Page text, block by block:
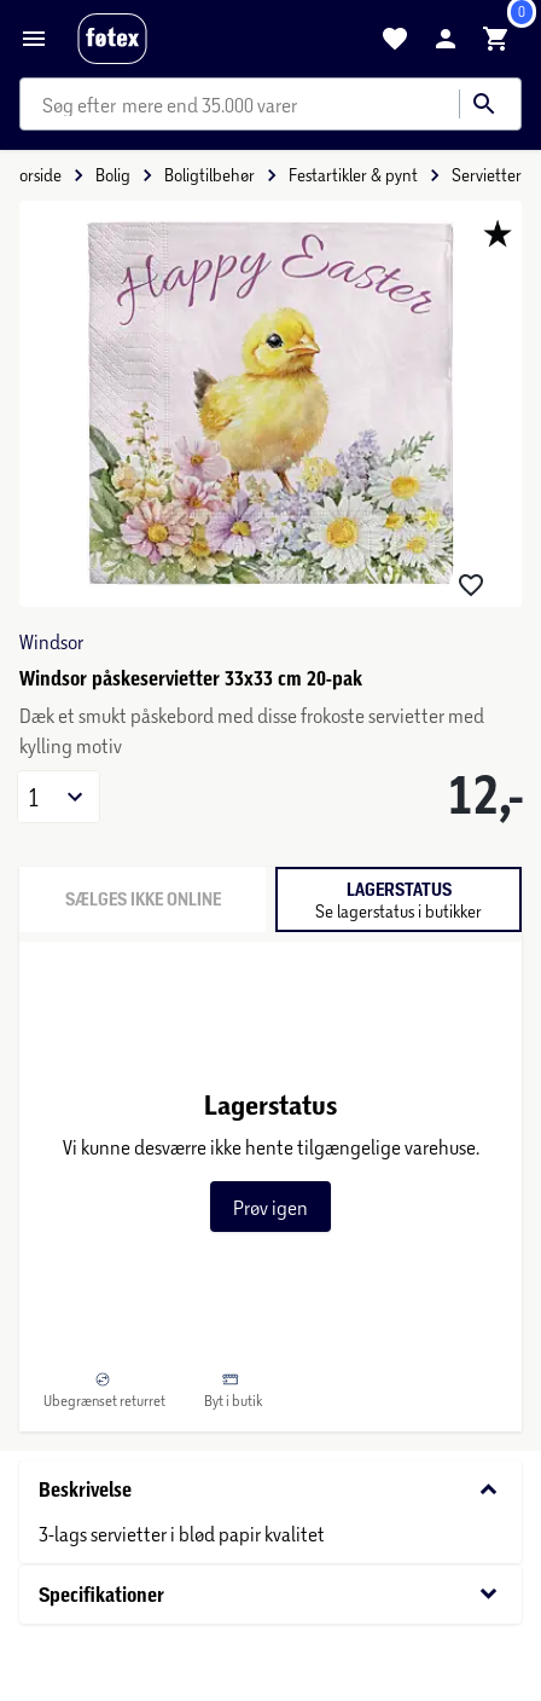
0
mere end 35.000 varer
Forside Bolig Boligtilbehør Festartikler & pynt Servietter
Windsor
Windsor påskeservietter 33x33 cm 20-pak
Dæk et smukt påskebord med disse frokoste servietter med
kylling motiv
12,-
1
SÆLGES IKKE ONLINE LAGERSTATUS
Se lagerstatus i butikker
Lagerstatus
Vi kunne desværre ikke hente tilgængelige varehuse.
Prøv igen
Ubegrænset returret Byt i butik
Beskrivelse keyboard_arrow_down
3-lags servietter i blød papir kvalitet
Specifikationer keyboard_arrow_down